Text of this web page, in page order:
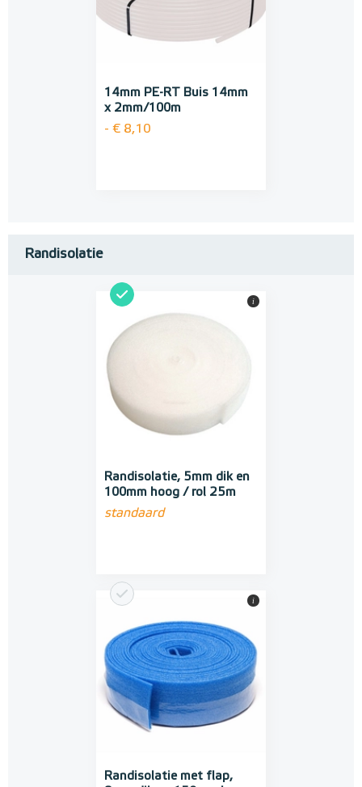
14mm PE-RT Buis 14mm
x 2mm/100m
- € 8,10
Randisolatie
Randisolatie, 5mm dik en
100mm hoog / rol 25m
standaard
i
Randisolatie met flap,
i